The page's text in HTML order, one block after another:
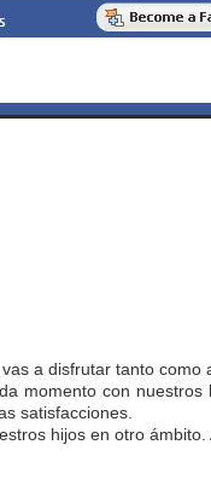
a disfrutar tanto como
momento con
satisfacciones.
hijos en otro